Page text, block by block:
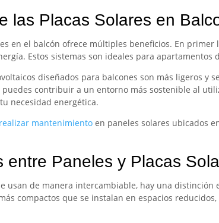
las Placas Solares en
en el balcón ofrece múltiples beneficios. En
Estos sistemas son ideales para apartamentos
diseñados para balcones son más ligeros y
puedes contribuir a un entorno más sostenible al
necesidad energética.
realizar mantenimiento en paneles solares ubicados
entre Paneles y Placas
usan de manera intercambiable, hay una distinción
compactos que se instalan en espacios